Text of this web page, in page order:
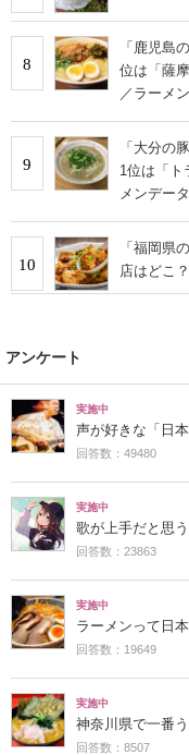
8
「鹿児島
位は「薩
／ラーメ
9
「大分の
1位は「ト
メンデー
10
「福岡県
店はどこ？
アンケート
実施中
声が好きな「日
回答数：49480
実施中
歌が上手だと思
回答数：23863
実施中
ラーメンって日
回答数：19649
実施中
神奈川県で一番
回答数：8507